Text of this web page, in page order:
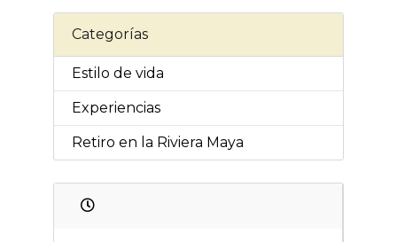
Categorías
Estilo de vida
Experiencias
Retiro en la Riviera Maya